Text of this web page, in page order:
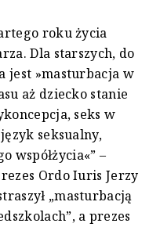
roku życia
Dla starszych, do
jest »masturbacja w
aż dziecko stanie
seks w
seksualny,
współżycia«” –
Ordo Iuris Jerzy
„masturbacją
a prezes